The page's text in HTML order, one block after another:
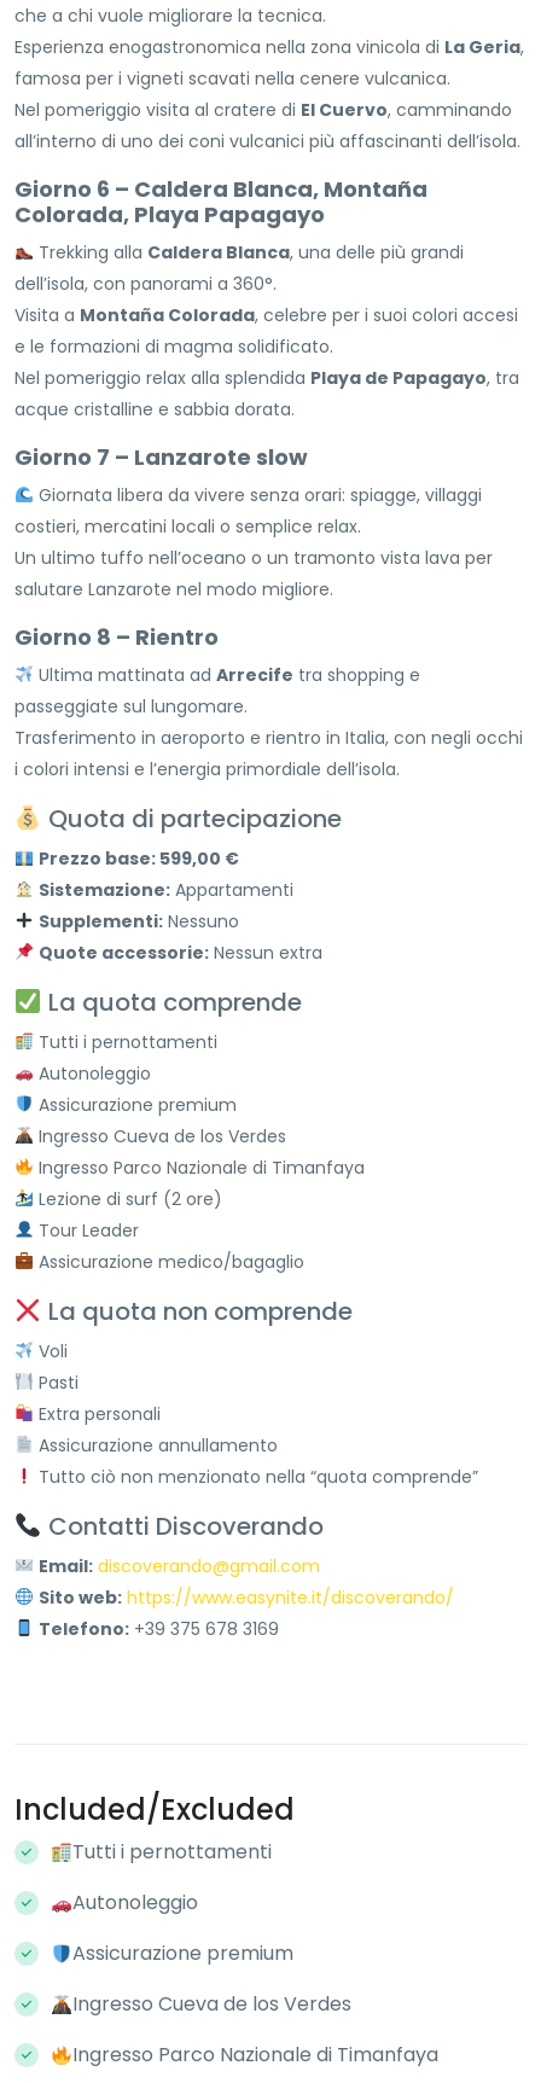
che a chi vuole migliorare la tecnica.
Esperienza enogastronomica nella zona vinicola di La Geria,
famosa per i vigneti scavati nella cenere vulcanica.
Nel pomeriggio visita al cratere di El Cuervo, camminando
all’interno di uno dei coni vulcanici più affascinanti dell’isola.
Giorno 6 – Caldera Blanca, Montaña
Colorada, Playa Papagayo
Trekking alla Caldera Blanca, una delle più grandi
dell’isola, con panorami a 360°.
Visita a Montaña Colorada, celebre per i suoi colori accesi
e le formazioni di magma solidificato.
Nel pomeriggio relax alla splendida Playa de Papagayo, tra
acque cristalline e sabbia dorata.
Giorno 7 – Lanzarote slow
Giornata libera da vivere senza orari: spiagge, villaggi
costieri, mercatini locali o semplice relax.
Un ultimo tuffo nell’oceano o un tramonto vista lava per
salutare Lanzarote nel modo migliore.
Giorno 8 – Rientro
Ultima mattinata ad Arrecife tra shopping e
passeggiate sul lungomare.
Trasferimento in aeroporto e rientro in Italia, con negli occhi
i colori intensi e l’energia primordiale dell’isola.
Quota di partecipazione
Prezzo base: 599,00 €
Sistemazione:Appartamenti
Supplementi:Nessuno
Quote accessorie:Nessun extra
La quota comprende
Tutti i pernottamenti
Autonoleggio
Assicurazione premium
Ingresso Cueva de los Verdes
Ingresso Parco Nazionale di Timanfaya
Lezione di surf (2 ore)
Tour Leader
Assicurazione medico/bagaglio
La quota non comprende
Voli
Pasti
Extra personali
Assicurazione annullamento
Tutto ciò non menzionato nella “quota comprende”
Contatti Discoverando
Email: discoverando@gmail.com
Sito web: https://www.easynite.it/discoverando/
Telefono:+39 375 678 3169
Included/Excluded
Tutti i pernottamenti
Autonoleggio
Assicurazione premium
Ingresso Cueva de los Verdes
Ingresso Parco Nazionale di Timanfaya